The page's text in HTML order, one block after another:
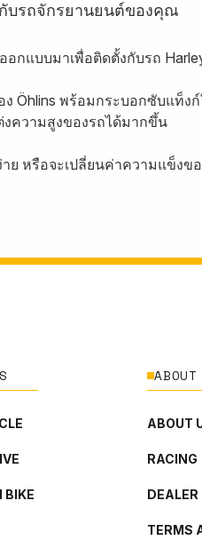
บรถจักรยานยนต์ของคุณ
กแบบมาเพื่อติดตั้งกับรถ
ง Öhlins พร้อมกระบอกซับแ
ความสูงของรถได้มากขึ้น
หรือจะเปลี่ยนค่าความแข็ง
BIKE
ABOUT
ABOUT
RACING
DEALER
TERMS